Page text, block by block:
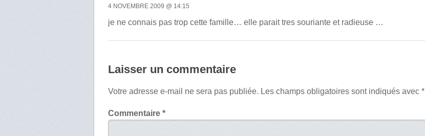
4 NOVEMBRE 2009 @ 14:15
je ne connais pas trop cette famille… elle parait tres souriante et radieuse …
Laisser un commentaire
Votre adresse e-mail ne sera pas publiée. Les champs obligatoires sont indiqués avec*
Commentaire*